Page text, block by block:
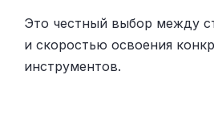
Это честный выбор между
и скоростью освоения
инструментов.